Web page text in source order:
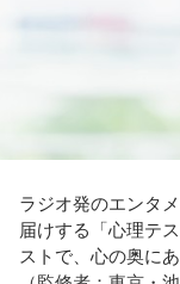
く。そして、風が
そういったものを
みたいな気持ちと
の……“色”かな？
で、今回はアニメ
もらったんですけ
遠山：自分自身の
ね？
ど、「体力」だと
く寝る。で、やっ
とかね。いろいろ
ンを持っていくの
これ、ばかになら
と言っているんで
る」って言います
それは、例えばご
ラジオ発のエンタ
届けする「心理テ
ストで、心の奥に